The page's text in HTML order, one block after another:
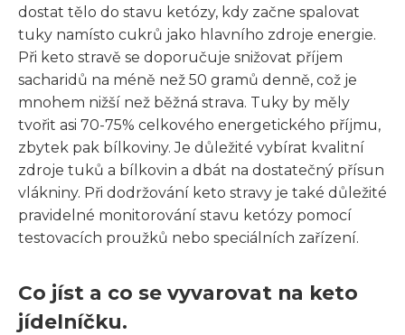
dostat tělo do stavu ketózy, kdy začne spalovat
tuky namísto cukrů jako hlavního zdroje energie.
Při keto stravě se doporučuje snižovat příjem
sacharidů na méně než 50 gramů denně, což je
mnohem nižší než běžná strava. Tuky by měly
tvořit asi 70-75% celkového energetického příjmu,
zbytek pak bílkoviny. Je důležité vybírat kvalitní
zdroje tuků a bílkovin a dbát na dostatečný přísun
vlákniny. Při dodržování keto stravy je také důležité
pravidelné monitorování stavu ketózy pomocí
testovacích proužků nebo speciálních zařízení.
Co jíst a co se vyvarovat na keto
jídelníčku.